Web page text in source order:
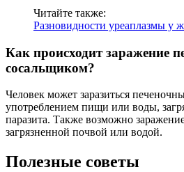
Читайте также:
Разновидности уреаплазмы у
Как происходит заражение
сосальщиком?
Человек может заразиться
употреблением пищи или воды,
паразита. Также возможно
загрязненной почвой или водой.
Полезные советы